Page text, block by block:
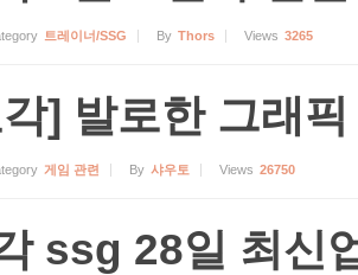
트레이너/SSG By Thors Views 3265
] 발로한 그래
게임 관련 By 샤우토 Views 26750
ssg 28일 최신